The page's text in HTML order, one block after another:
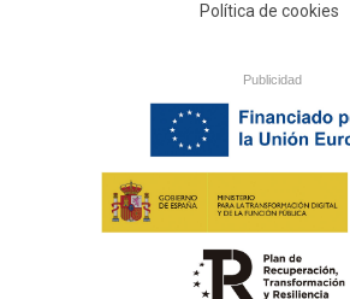
Política de cookies
Publicidad